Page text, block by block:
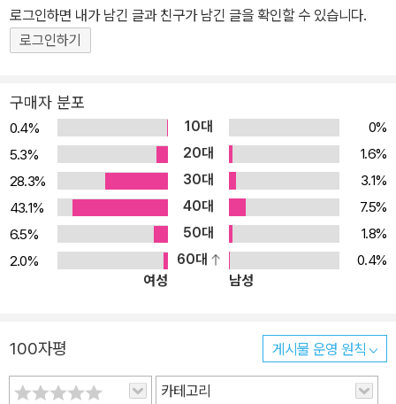
로그인하면 내가 남긴 글과 친구가 남긴 글을 확인할 수 있습니다.
로그인하기
구매자 분포
0.4% 10대
0%
5.3%
20대
1.6%
28.3%
30대
3.1%
43.1%
40대
7.5%
6.5%
50대
1.8%
2.0%
60대
0.4%
여성
남성
100자평 게시물 운영 원칙
카테고리